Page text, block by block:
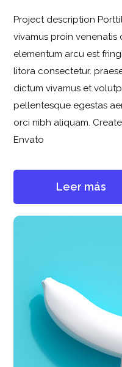
Project description
vivamus proin
elementum arcu est
litora consectetur.
dictum vivamus et
pellentesque egestas
orci nibh aliquam.
Envato
Leer más